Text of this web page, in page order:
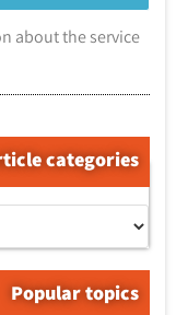
about the service
categories
Popular topics